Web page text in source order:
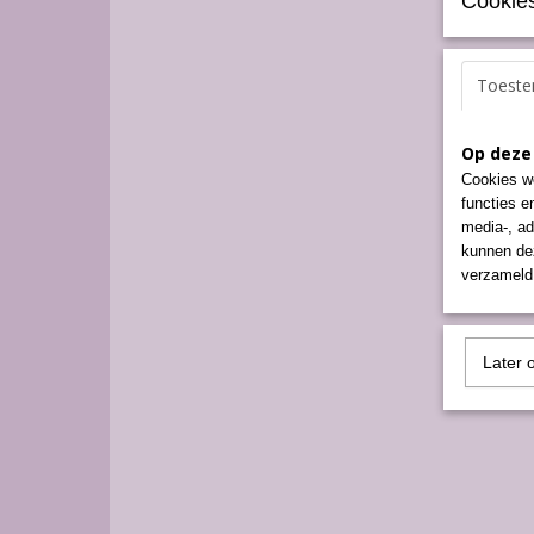
Op
Cookies
functies
media-,
kunnen
Later